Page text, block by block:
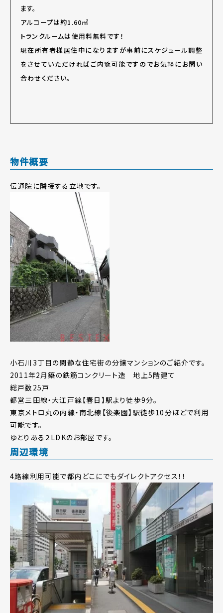
ます。
アルコープは約1.60㎡
トランクルームは使用料無料です！
現在所有者様居住中になりますが事前にスケジュール調整
をさせていただければご内覧可能ですのでお気軽にお問い
合わせください。
物件概要
伝通院に隣接する立地です。
小石川3丁目の閑静な住宅街の分譲マンションのご紹介です。
2011年2月築の鉄筋コンクリート造 地上5階建て
総戸数25戸
都営三田線・大江戸線【春日】駅より徒歩9分。
東京メトロ丸の内線・南北線【後楽園】駅徒歩10分ほどで利用
可能です。
ゆとりある２LDKのお部屋です。
周辺環境
4路線利用可能で都内どこにでもダイレクトアクセス！！